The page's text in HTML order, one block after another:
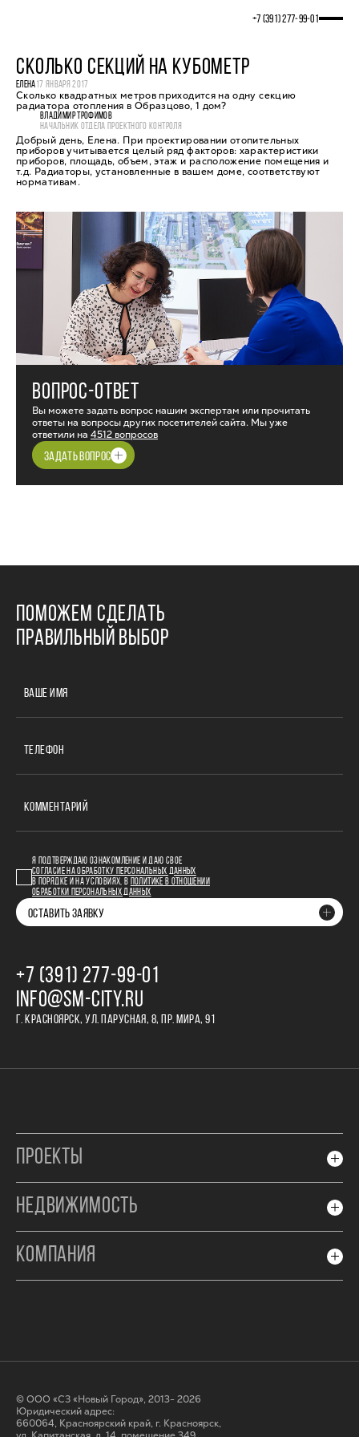
+7 (391) 277‒99‒01
СКОЛЬКО СЕКЦИЙ НА КУБОМЕТР
ЕЛЕНА17 ЯНВАРЯ 2017
Сколько квадратных метров приходится на одну секцию
радиатора отопления в Образцово, 1 дом?
ВЛАДИМИР ТРОФИМОВ
НАЧАЛЬНИК ОТДЕЛА ПРОЕКТНОГО КОНТРОЛЯ
Добрый день, Елена. При проектировании отопительных
приборов учитывается целый ряд факторов: характеристики
приборов, площадь, объем, этаж и расположение помещения и
т.д. Радиаторы, установленные в вашем доме, соответствуют
нормативам.
ВОПРОС-ОТВЕТ
Вы можете задать вопрос нашим экспертам или прочитать
ответы на вопросы других посетителей сайта. Мы уже
ответили на 4512 вопросов
ЗАДАТЬ ВОПРОС
ПОМОЖЕМ СДЕЛАТЬ
ПРАВИЛЬНЫЙ ВЫБОР
ВАШЕ ИМЯ
ТЕЛЕФОН
КОММЕНТАРИЙ
Я ПОДТВЕРЖДАЮ ОЗНАКОМЛЕНИЕ И ДАЮ СВОЕ
СОГЛАСИЕ НА ОБРАБОТКУ ПЕРСОНАЛЬНЫХ ДАННЫХ
В ПОРЯДКЕ И НА УСЛОВИЯХ, В
ПОЛИТИКЕ В ОТНОШЕНИИ
ОБРАБОТКИ ПЕРСОНАЛЬНЫХ ДАННЫХ
ОСТАВИТЬ ЗАЯВКУ
+7 (391) 277‒99‒01
INFO@SM-CITY.RU
Г. КРАСНОЯРСК, УЛ. ПАРУСНАЯ, 8, ПР. МИРА, 91
ПРОЕКТЫ
НЕДВИЖИМОСТЬ
КОМПАНИЯ
© ООО «СЗ «Новый Город», 2013- 2026
Юридический адрес:
660064, Красноярский край, г. Красноярск,